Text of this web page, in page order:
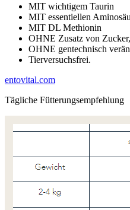
MIT wichtigem Taurin
MIT essentiellen
MIT DL Methionin
OHNE Zusatz von
OHNE gentechnisch
Tierversuchsfrei.
entovital.com
Tägliche Fütterungsempfehlung